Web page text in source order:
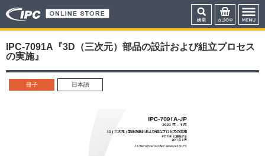
IPC-7091A『3D（三次元）部品の設計および組立プロセス
の実施』
冊子 日本語